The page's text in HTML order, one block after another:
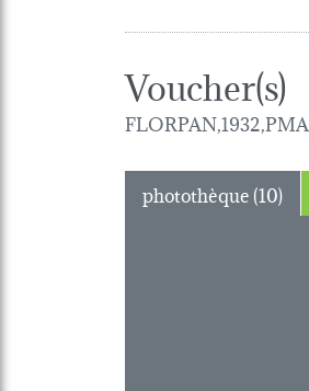
Voucher(s)
FLORPAN,1932,PMA
photothèque (10)